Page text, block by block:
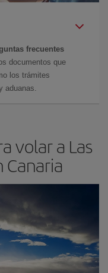
frecuentes
documentos que
los trámites
aduanas.
volar a Las
Canaria